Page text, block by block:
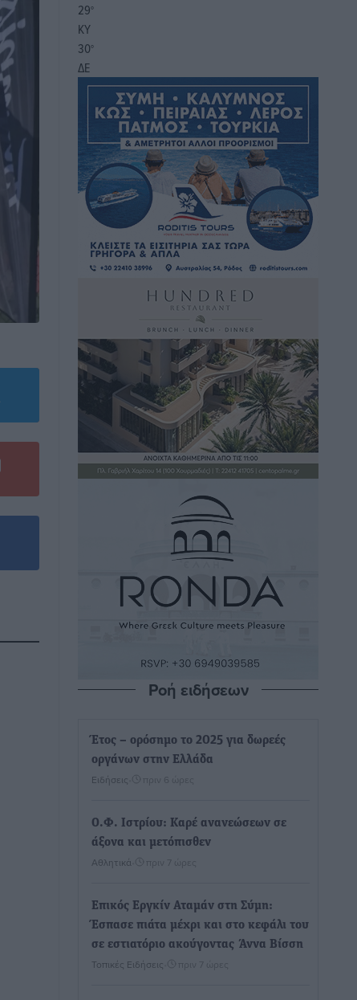
29°
ΚΥ
30°
ΔΕ
Ροή ειδήσεων
Έτος – ορόσημο το 2025 για δωρεές
οργάνων στην Ελλάδα
Ειδήσεις πριν 6 ώρες
Ο.Φ. Ιστρίου: Καρέ ανανεώσεων σε
άξονα και μετόπισθεν
Αθλητικά πριν 7 ώρες
Επικός Εργκίν Αταμάν στη Σύμη:
Έσπασε πιάτα μέχρι και στο κεφάλι του
σε εστιατόριο ακούγοντας Άννα Βίσση
Τοπικές Ειδήσεις πριν 7 ώρες